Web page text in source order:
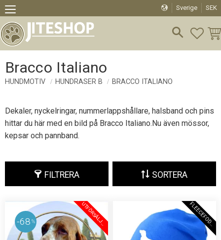
Meny
Sverige SEK
Bracco Italiano
HUNDMOTIV HUNDRASER B BRACCO ITALIANO
Dekaler, nyckelringar, nummerlappshållare, halsband och pins
hittar du här med en bild på Bracco Italiano.Nu även mössor,
kepsar och pannband.
FILTRERA SORTERA
68 % U
T
F
Ö
R
S
Ä
L
J
N
I
N
G F
L
E
E
C
E
F
O
D
E
R